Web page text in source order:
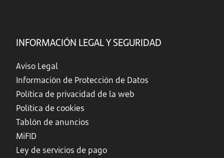
INFORMACIÓN LEGAL Y SEGURIDAD
Aviso Legal
Información de Protección de Datos
Política de privacidad de la web
Política de cookies
Tablón de anuncios
MiFID
Ley de servicios de pago